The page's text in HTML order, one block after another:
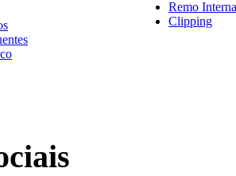
Remo
Clipping